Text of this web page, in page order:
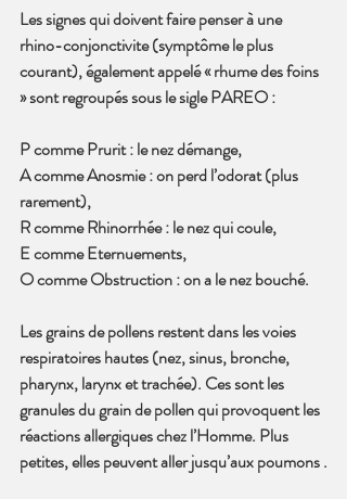
Les signes qui doivent faire penser à une
rhino-conjonctivite (symptôme le plus
courant), également appelé « rhume des foins
» sont regroupés sous le sigle PAREO :
P comme Prurit : le nez démange,
A comme Anosmie : on perd l’odorat (plus
rarement),
R comme Rhinorrhée : le nez qui coule,
E comme Eternuements,
O comme Obstruction : on a le nez bouché.
Les grains de pollens restent dans les voies
respiratoires hautes (nez, sinus, bronche,
pharynx, larynx et trachée). Ces sont les
granules du grain de pollen qui provoquent les
réactions allergiques chez l’Homme. Plus
petites, elles peuvent aller jusqu’aux poumons .